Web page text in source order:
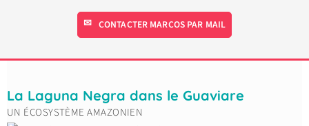
CONTACTER MARCOS PAR MAIL
La Laguna Negra dans le Guaviare
UN ÉCOSYSTÈME AMAZONIEN